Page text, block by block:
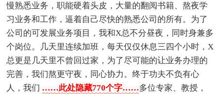
慢熟悉业务，职能硬着头皮，大量的翻阅书籍、熬夜学
习业务和工作，逼着自己尽快的熟悉公司的所有。为了
公司的可发展业务项目，我和X总不分昼夜，同时身兼多
个岗位。几天里连续加班，每天仅仅休息三四个小时，X
总更是几天里不曾回过家，为了尽可能的让业务办理的
完善，我们熬更守夜，同心协力。终于功夫不负有心
人，我们 ……此处隐藏770个字……多位专家、教授，